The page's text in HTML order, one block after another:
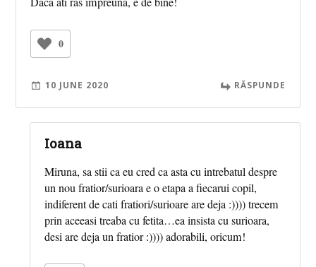
0
10 JUNE 2020 RĂSPUNDE
Ioana
Miruna, sa stii ca eu cred ca asta cu intrebatul despre
un nou fratior/surioara e o etapa a fiecarui copil,
indiferent de cati fratiori/surioare are deja :)))) trecem
prin aceeasi treaba cu fetita…ea insista cu surioara,
desi are deja un fratior :)))) adorabili, oricum!